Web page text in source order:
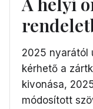
2025 nyarától
kérhető a
kivonása,
módosított